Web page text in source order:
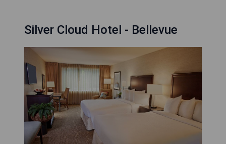
Silver Cloud Hotel - Bellevue